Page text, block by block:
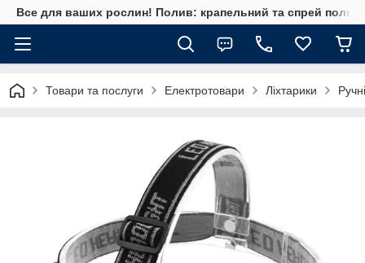
Все для ваших рослин! Полив: крапельний та спрей полив,
Товари та послуги Електротовари Ліхтарики